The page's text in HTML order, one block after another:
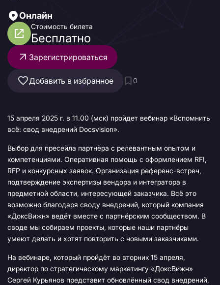
Онлайн
Стоимость билета
Бесплатно
Зарегистрироваться
Добавить в избранное 0
15 апреля 2025 г. в 11.00 (мск) пройдет вебинар «Вспомнить
всё: свод внедрений Docsvision».
Выбор для пресейла партнёра с релевантным опытом и
компетенциями. Оперативная помощь с оформлением RFI,
RFP и конкурсных заявок. Организация референс-встреч,
подтверждение экспертизы вендора и интегратора в
предметной области, интересующей заказчика. Всё это
возможно благодаря своду внедрений, который компания
«ДоксВижн» ведёт вместе с партнёрским сообществом. В
своде мы собираем проекты, которые наши партнёры
умеют делать и хотят повторить с новыми заказчиками.
На вебинаре, который пройдёт во вторник 15 апреля,
директор по стратегическому маркетингу «ДоксВижн»
Сергей Курьянов представит обновлённый свод внедрений,